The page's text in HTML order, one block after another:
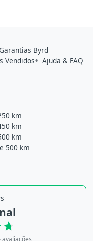
Byrd
Vendidos
Ajuda & FAQ
km
km
km
500 km
avaliações